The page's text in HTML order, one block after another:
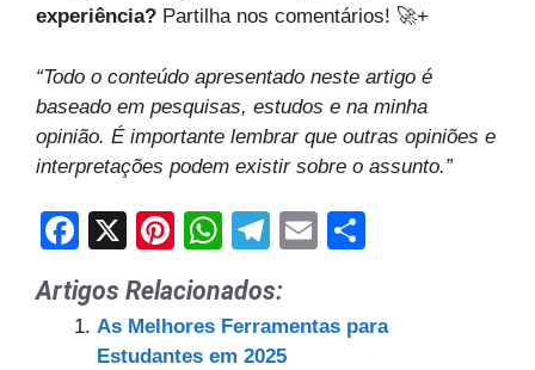
experiência? Partilha nos comentários! 🚀+
“Todo o conteúdo apresentado neste artigo é
baseado em pesquisas, estudos e na minha
opinião. É importante lembrar que outras opiniões e
interpretações podem existir sobre o assunto.”
F
c
e
X
Pi
nt
er
e
W
at
s
T
e
gr
E
e
Artigos Relacionados:
As Melhores Ferramentas para
Estudantes em 2025